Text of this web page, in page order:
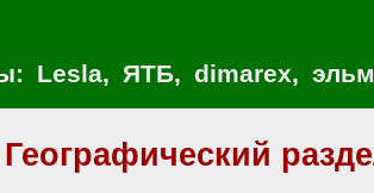
Lesla, ЯТБ, dimarex,
Географический